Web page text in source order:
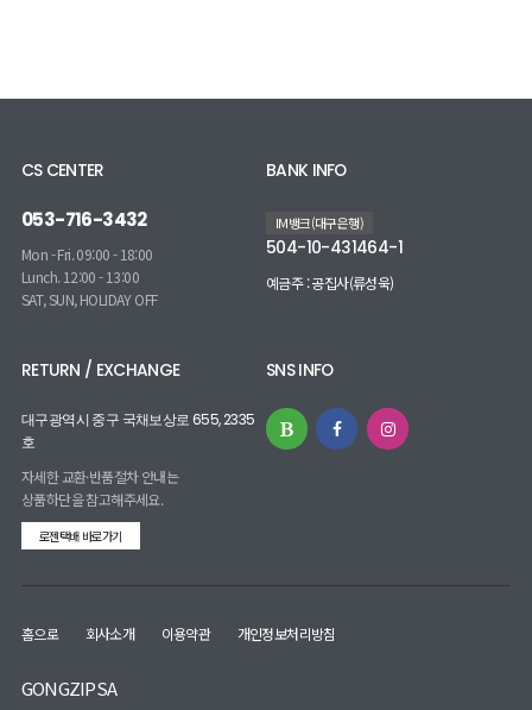
CS CENTER
053-716-3432
Mon - Fri. 09:00 - 18:00
Lunch. 12:00 - 13:00
SAT, SUN, HOLIDAY OFF
BANK INFO
IM뱅크(대구은행)
504-10-431464-1
예금주 : 공집사(류성욱)
RETURN / EXCHANGE
대구광역시 중구 국채보상로 655, 2335
호
자세한 교환·반품절차 안내는
상품하단을 참고해주세요.
로젠택배 바로가기
SNS INFO
홈으로 회사소개 이용약관 개인정보처리방침
GONGZIPSA